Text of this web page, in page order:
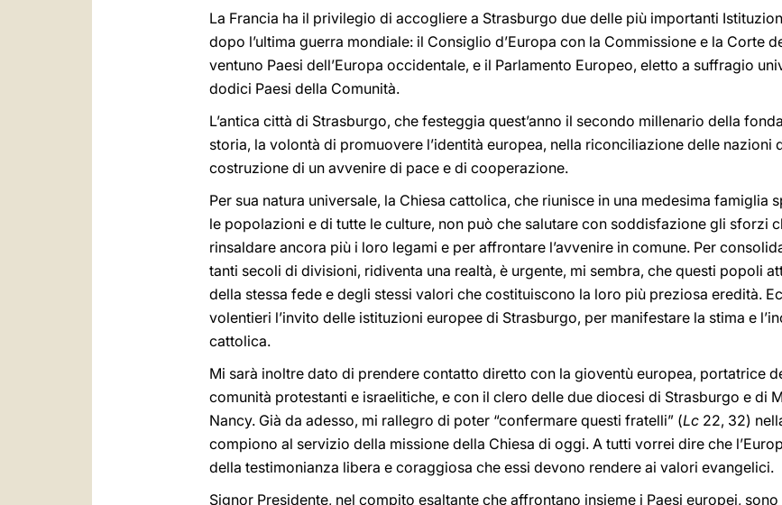
La Francia ha il privilegio di accogliere a Strasburgo due delle più importanti
dopo l’ultima guerra mondiale: il Consiglio d’Europa con la Commissione e la Corte
ventuno Paesi dell’Europa occidentale, e il Parlamento Europeo, eletto a suffragio
dodici Paesi della Comunità.
L’antica città di Strasburgo, che festeggia quest’anno il secondo millenario della
storia, la volontà di promuovere l’identità europea, nella riconciliazione delle nazioni
costruzione di un avvenire di pace e di cooperazione.
Per sua natura universale, la Chiesa cattolica, che riunisce in una medesima famiglia
le popolazioni e di tutte le culture, non può che salutare con soddisfazione gli sforzi
rinsaldare ancora più i loro legami e per affrontare l’avvenire in comune. Per
tanti secoli di divisioni, ridiventa una realtà, è urgente, mi sembra, che questi popoli
della stessa fede e degli stessi valori che costituiscono la loro più preziosa eredità.
volentieri l’invito delle istituzioni europee di Strasburgo, per manifestare la stima e
cattolica.
Mi sarà inoltre dato di prendere contatto diretto con la gioventù europea, portatrice
comunità protestanti e israelitiche, e con il clero delle due diocesi di Strasburgo e di
Nancy. Già da adesso, mi rallegro di poter “confermare questi fratelli” (Lc 22, 32)
compiono al servizio della missione della Chiesa di oggi. A tutti vorrei dire che
della testimonianza libera e coraggiosa che essi devono rendere ai valori evangelici.
Signor Presidente, nel compito esaltante che affrontano insieme i Paesi europei,